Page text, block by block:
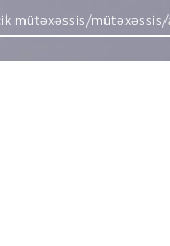
mütəxəssis/mütəxəssis/